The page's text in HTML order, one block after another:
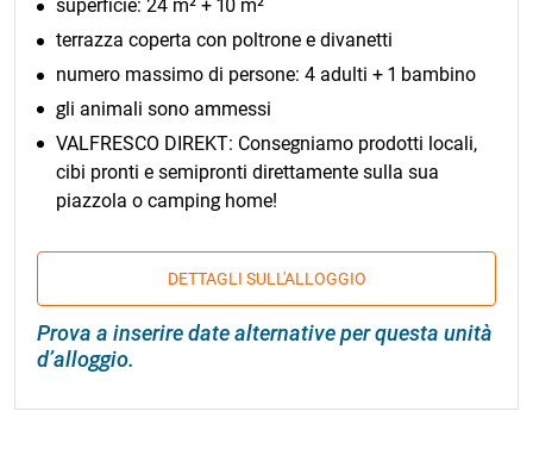
superficie: 24 m² + 10 m²
terrazza coperta con poltrone e divanetti
numero massimo di persone: 4 adulti + 1 bambino
gli animali sono ammessi
VALFRESCO DIREKT: Consegniamo prodotti locali,
cibi pronti e semipronti direttamente sulla sua
piazzola o camping home!
DETTAGLI SULL'ALLOGGIO
Prova a inserire date alternative per questa unità
d’alloggio.